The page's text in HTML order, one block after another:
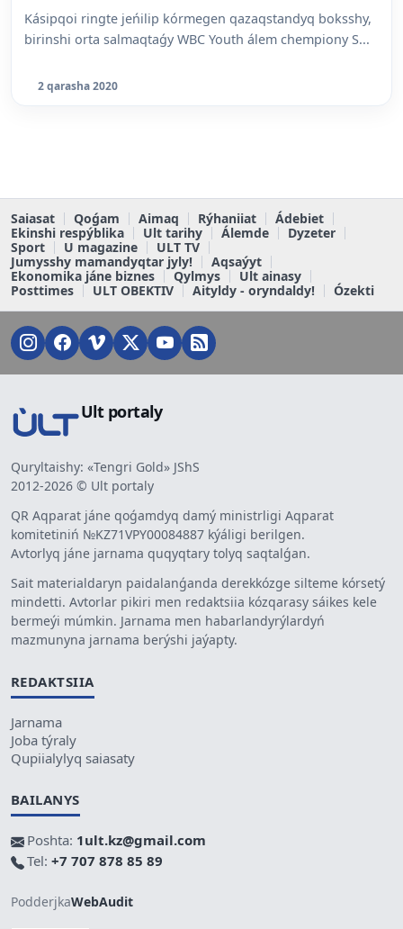
Kásipqoi ringte jeńilip kórmegen qazaqstandyq boksshy,
birinshi orta salmaqtaǵy WBC Youth álem chempiony S...
2 qarasha 2020
Saiasat Qoǵam Aimaq Rýhaniiat
Ádebiet
Ekinshi respýblika
Ult tarihy Álemde
Dyzeter
Sport
U magazine
ULT TV
Jumysshy mamandyqtar jyly!
Aqsaýyt
Ekonomika jáne biznes
Qylmys
Ult ainasy
Posttimes
ULT OBEKTIV Aityldy - oryndaldy! Ózekti
Ult portaly
Quryltaishy: «Tengri Gold» JShS
2012-2026 © Ult portaly
QR Aqparat jáne qoǵamdyq damý ministrligi Aqparat
komitetiniń №KZ71VPY00084887 kýáligi berilgen.
Avtorlyq jáne jarnama quqyqtary tolyq saqtalǵan.
Sait materialdaryn paidalanǵanda derekkózge silteme kórsetý
mindetti. Avtorlar pikiri men redaktsiia kózqarasy sáikes kele
bermeýi múmkin. Jarnama men habarlandyrýlardyń
mazmunyna jarnama berýshi jaýapty.
REDAKTSIIA
Jarnama
Joba týraly
Qupiialylyq saiasaty
BAILANYS
Poshta: 1ult.kz@gmail.com
Tel: +7 707 878 85 89
PodderjkaWebAudit